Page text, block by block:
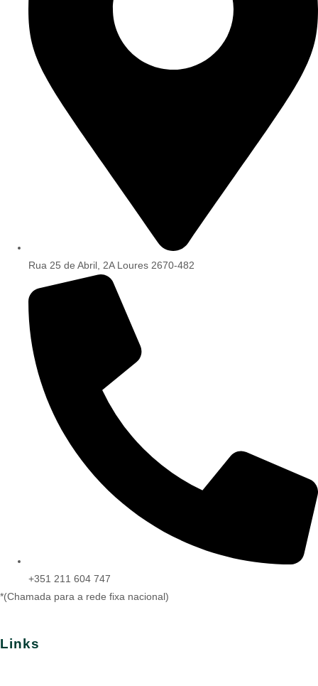
Rua 25 de Abril, 2A Loures 2670-482
+351 211 604 747
*(Chamada para a rede fixa nacional)
Links